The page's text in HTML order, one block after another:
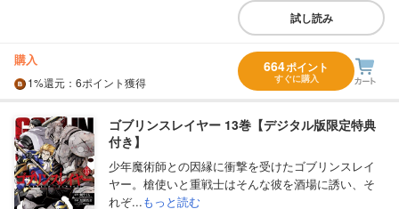
試し読み
購入
1%還元 ：6ポイント獲得
664ポイント
すぐに購入
ゴブリンスレイヤー 13巻【デジタル版限定特典
付き】
少年魔術師との因縁に衝撃を受けたゴブリンスレイ
ヤー。槍使いと重戦士はそんな彼を酒場に誘い、そ
れぞ...もっと読む